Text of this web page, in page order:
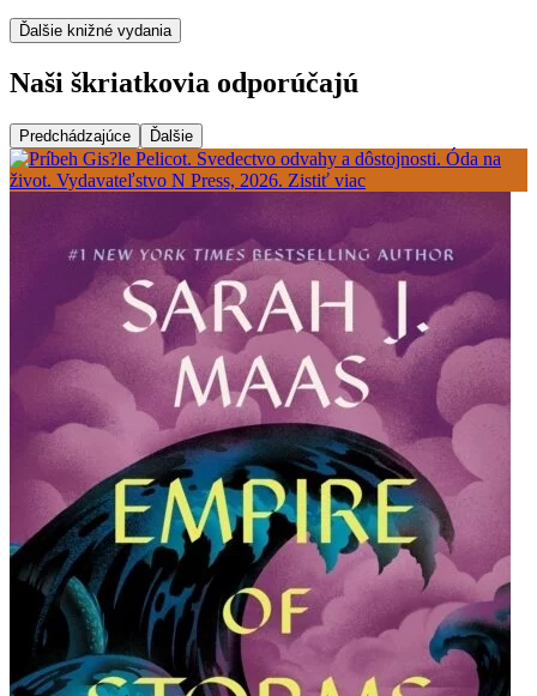
Ďalšie knižné vydania
Naši škriatkovia odporúčajú
Predchádzajúce Ďalšie